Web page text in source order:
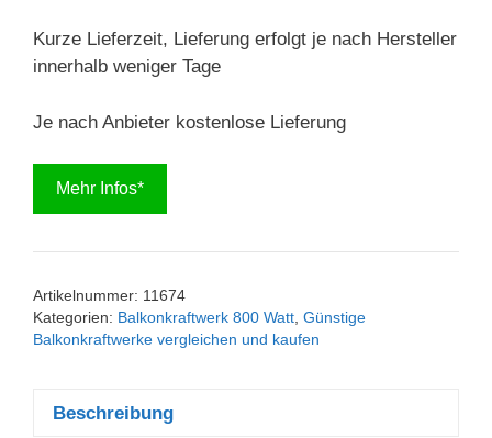
Kurze Lieferzeit, Lieferung erfolgt je nach Hersteller
innerhalb weniger Tage
Je nach Anbieter kostenlose Lieferung
Mehr Infos*
Artikelnummer: 11674
Kategorien: Balkonkraftwerk 800 Watt, Günstige
Balkonkraftwerke vergleichen und kaufen
Beschreibung